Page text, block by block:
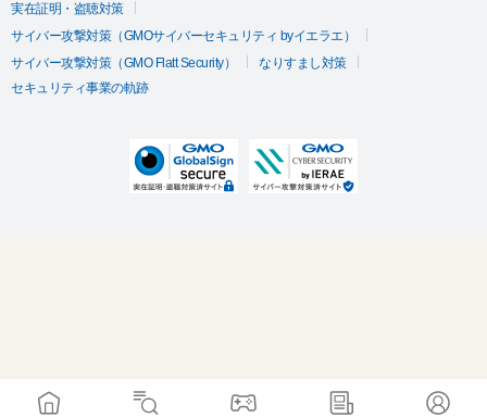
実在証明・盗聴対策
サイバー攻撃対策（GMOサイバーセキュリティ byイエラエ）
サイバー攻撃対策（GMO Flatt Security）
なりすまし対策
セキュリティ事業の軌跡